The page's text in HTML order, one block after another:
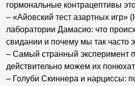
гормональные контрацептивы
– «Айовский тест азартных игр»
лаборатории Дамасио: что
свидании и почему мы так часто
– Самый странный эксперимент
действительно можем их
– Голуби Скиннера и нарциссы: